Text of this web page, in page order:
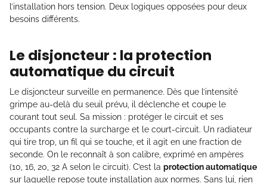
l’installation hors tension. Deux logiques opposées pour deux
besoins différents.
Le disjoncteur : la protection
automatique du circuit
Le disjoncteur surveille en permanence. Dès que l’intensité
grimpe au-delà du seuil prévu, il déclenche et coupe le
courant tout seul. Sa mission : protéger le circuit et ses
occupants contre la surcharge et le court-circuit. Un radiateur
qui tire trop, un fil qui se touche, et il agit en une fraction de
seconde. On le reconnaît à son calibre, exprimé en ampères
(10, 16, 20, 32 A selon le circuit). C’est la protection automatique
sur laquelle repose toute installation aux normes. Sans lui, rien